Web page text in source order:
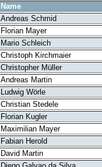
Name
Andreas Schmid
Florian Mayer
Mario Schleich
Christoph Kirchmaier
Christopher Müller
Andreas Martin
Ludwig Wörle
Christian Stedele
Florian Kugler
Maximilian Mayer
Fabian Herold
David Martin